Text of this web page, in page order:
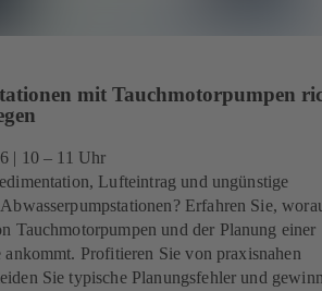
mit Tauchmotorpumpen
| 10 – 11 Uhr
Lufteintrag und ungünstige
Erfahren Sie,
Tauchmotorpumpen und der Planung einer
ankommt. Profitieren Sie von praxisnahen
Sie typische Planungsfehler und